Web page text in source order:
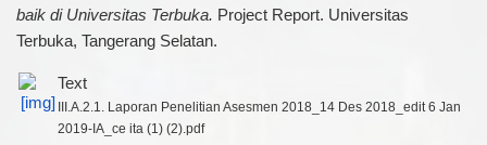
baik di Universitas Terbuka. Project Report. Universitas
Terbuka, Tangerang Selatan.
Text
III.A.2.1. Laporan Penelitian Asesmen 2018_14 Des 2018_edit 6 Jan
2019-IA_ce ita (1) (2).pdf